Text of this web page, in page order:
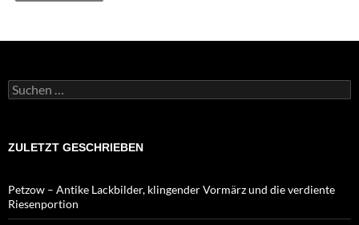
Suchen
nach:
ZULETZT GESCHRIEBEN
Petzow – Antike Lackbilder, klingender Vormärz und die verdiente
Riesenportion